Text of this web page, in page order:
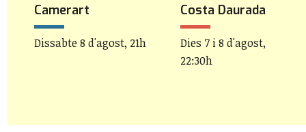
Camerart
Dissabte 8 d'agost, 21h
Costa Daurada
Dies 7 i 8 d'agost,
22:30h